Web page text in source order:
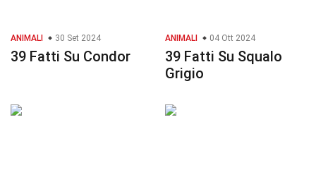
ANIMALI 30 Set 2024
39 Fatti Su Condor
ANIMALI 04 Ott 2024
39 Fatti Su Squalo
Grigio